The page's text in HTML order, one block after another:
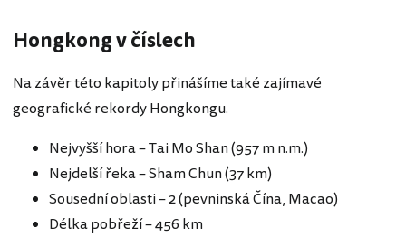
Hongkong v číslech
Na závěr této kapitoly přinášíme také zajímavé
geografické rekordy Hongkongu.
Nejvyšší hora – Tai Mo Shan (957 m n.m.)
Nejdelší řeka – Sham Chun (37 km)
Sousední oblasti – 2 (pevninská Čína, Macao)
Délka pobřeží – 456 km